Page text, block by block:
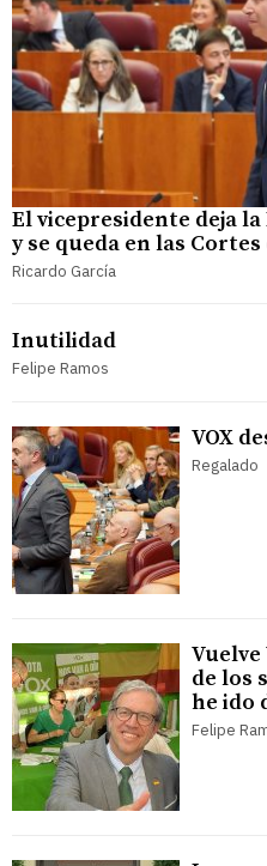
El vicepresidente deja
y se queda en las
Ricardo García
Inutilidad
Felipe Ramos
VOX
Regalado
de los
he ido
Felipe